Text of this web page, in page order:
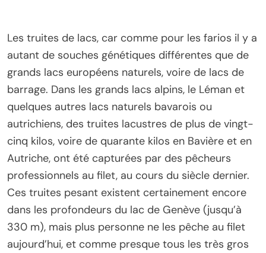
Les truites de lacs, car comme pour les farios il y a
autant de souches génétiques différentes que de
grands lacs européens naturels, voire de lacs de
barrage. Dans les grands lacs alpins, le Léman et
quelques autres lacs naturels bavarois ou
autrichiens, des truites lacustres de plus de vingt-
cinq kilos, voire de quarante kilos en Bavière et en
Autriche, ont été capturées par des pêcheurs
professionnels au filet, au cours du siècle dernier.
Ces truites pesant existent certainement encore
dans les profondeurs du lac de Genève (jusqu’à
330 m), mais plus personne ne les pêche au filet
aujourd’hui, et comme presque tous les très gros